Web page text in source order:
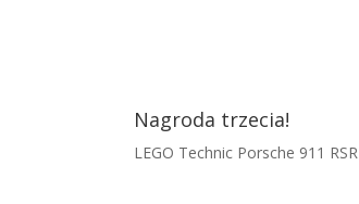
Nagroda trzecia!
LEGO Technic Porsche 911 RSR